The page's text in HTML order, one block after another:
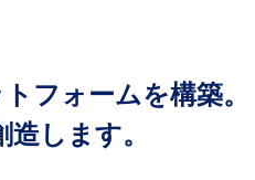
フォームを構築。
します。